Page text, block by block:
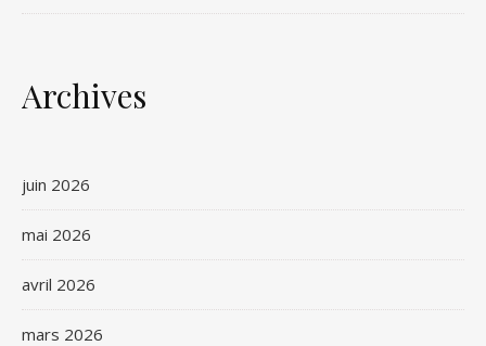
Archives
juin 2026
mai 2026
avril 2026
mars 2026